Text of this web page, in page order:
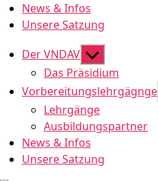
News & Infos
Unsere Satzung
Der VNDAV Untermenü
anzeigen
Das Präsidium
Vorbereitungslehrgägnge
Lehrgänge
Ausbildungspartner
News & Infos
Unsere Satzung